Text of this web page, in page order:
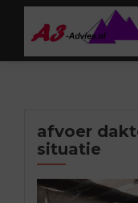
afvoer
situatie